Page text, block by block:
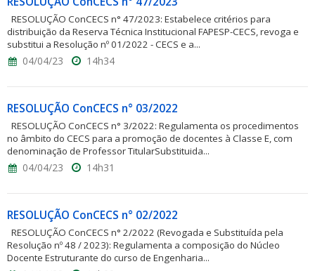
RESOLUÇÃO ConCECS n° 47/2023: Estabelece critérios para
distribuição da Reserva Técnica Institucional FAPESP-CECS, revoga e
substitui a Resolução nº 01/2022 - CECS e a...
04/04/23 14h34
RESOLUÇÃO ConCECS n° 03/2022
RESOLUÇÃO ConCECS n° 3/2022: Regulamenta os procedimentos
no âmbito do CECS para a promoção de docentes à Classe E, com
denominação de Professor TitularSubstituida...
04/04/23 14h31
RESOLUÇÃO ConCECS n° 02/2022
RESOLUÇÃO ConCECS n° 2/2022 (Revogada e Substituída pela
Resolução nº 48 / 2023): Regulamenta a composição do Núcleo
Docente Estruturante do curso de Engenharia...